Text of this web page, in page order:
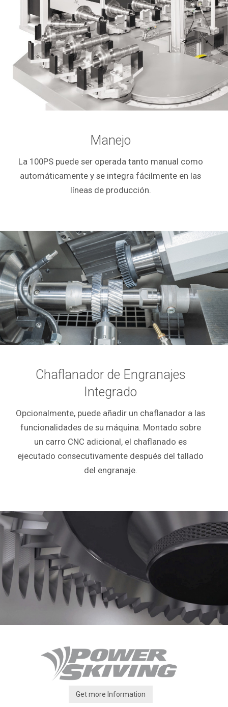
Manejo
La 100PS puede ser operada tanto manual como
automáticamente y se integra fácilmente en las
líneas de producción.
Chaflanador de Engranajes
Integrado
Opcionalmente, puede añadir un chaflanador a las
funcionalidades de su máquina. Montado sobre
un carro CNC adicional, el chaflanado es
ejecutado consecutivamente después del tallado
del engranaje.
Get more Information